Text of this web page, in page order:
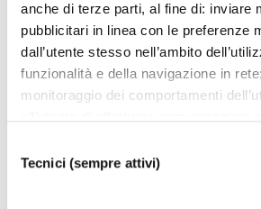
anche di terze parti, al fine di: inviare
pubblicitari in linea con le preferenze
dall’utente stesso nell’ambito
funzionalità e della navigazione in
monitoraggio dei comportamenti
TUTTI”, l’utente acconsente all’uso
tecnici, inclusi quindi quelli di
social. Il consenso è facoltativo e
delTecnici (sempre attivi)